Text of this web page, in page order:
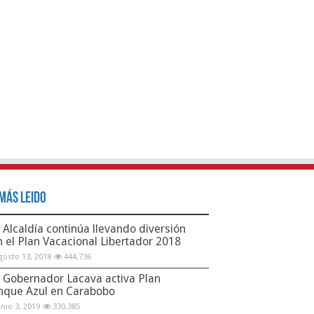
Leido
Alcaldía continúa llevando diversión
el Plan Vacacional Libertador 2018
13, 2018 444,736
Gobernador Lacava activa Plan
Azul en Carabobo
3, 2019 330,385